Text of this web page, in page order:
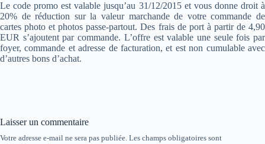
Le code promo est valable jusqu’au 31/12/2015 et vous donne droit à
20% de réduction sur la valeur marchande de votre commande de
cartes photo et photos passe-partout. Des frais de port à partir de 4,90
EUR s’ajoutent par commande. L’offre est valable une seule fois par
foyer, commande et adresse de facturation, et est non cumulable avec
d’autres bons d’achat.
Laisser un commentaire
Votre adresse e-mail ne sera pas publiée. Les champs obligatoires sont